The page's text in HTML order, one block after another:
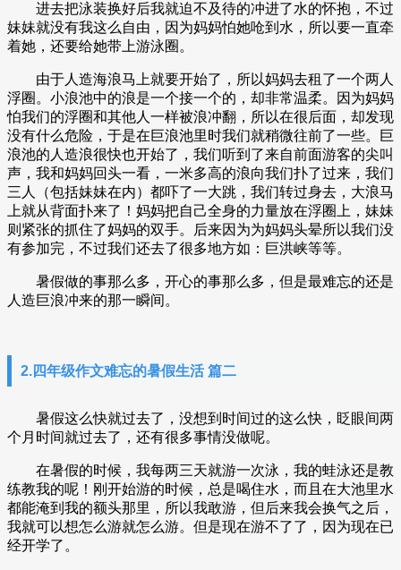
进去把泳装换好后我就迫不及待的冲进了水的怀抱，不过
妹妹就没有我这么自由，因为妈妈怕她呛到水，所以要一直牵
着她，还要给她带上游泳圈。
由于人造海浪马上就要开始了，所以妈妈去租了一个两人
浮圈。小浪池中的浪是一个接一个的，却非常温柔。因为妈妈
怕我们的浮圈和其他人一样被浪冲翻，所以在很后面，却发现
没有什么危险，于是在巨浪池里时我们就稍微往前了一些。巨
浪池的人造浪很快也开始了，我们听到了来自前面游客的尖叫
声，我和妈妈回头一看，一米多高的浪向我们扑了过来，我们
三人（包括妹妹在内）都吓了一大跳，我们转过身去，大浪马
上就从背面扑来了！妈妈把自己全身的力量放在浮圈上，妹妹
则紧张的抓住了妈妈的双手。后来因为为妈妈头晕所以我们没
有参加完，不过我们还去了很多地方如：巨洪峡等等。
暑假做的事那么多，开心的事那么多，但是最难忘的还是
人造巨浪冲来的那一瞬间。
2.四年级作文难忘的暑假生活 篇二
暑假这么快就过去了，没想到时间过的这么快，眨眼间两
个月时间就过去了，还有很多事情没做呢。
在暑假的时候，我每两三天就游一次泳，我的蛙泳还是教
练教我的呢！刚开始游的时候，总是喝住水，而且在大池里水
都能淹到我的额头那里，所以我敢游，但后来我会换气之后，
我就可以想怎么游就怎么游。但是现在游不了了，因为现在已
经开学了。